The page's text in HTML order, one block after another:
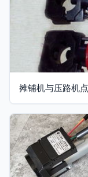
摊铺机与压路机